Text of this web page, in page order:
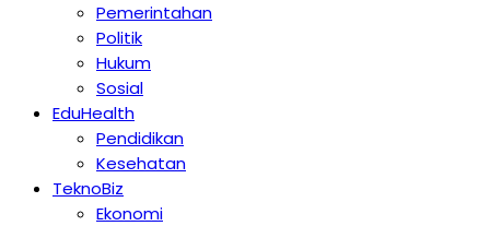
Pemerintahan
Politik
Hukum
Sosial
EduHealth
Pendidikan
Kesehatan
TeknoBiz
Ekonomi